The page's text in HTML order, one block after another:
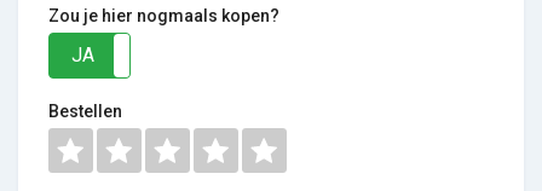
Zou je hier nogmaals kopen?
JA
Bestellen